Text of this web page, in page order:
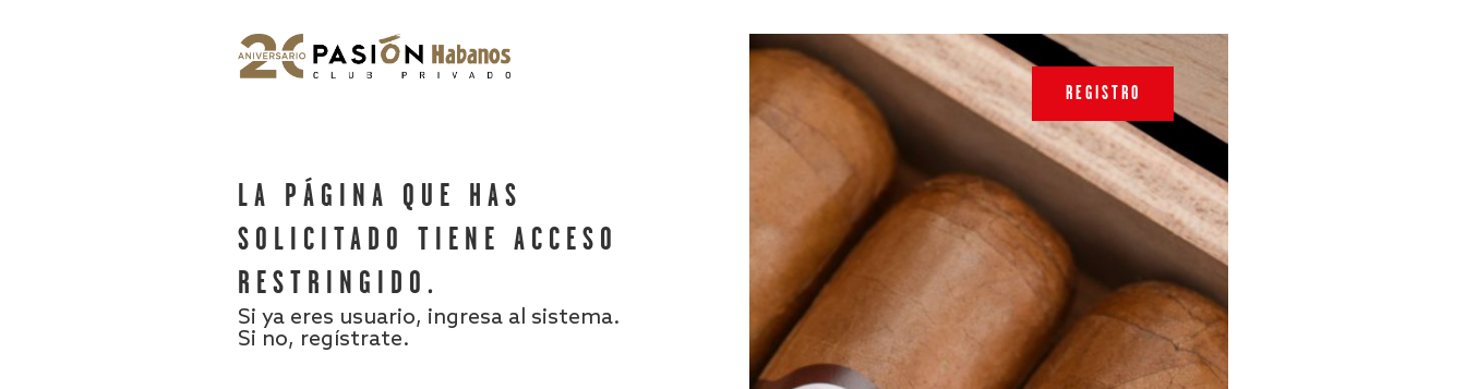
LA PÁGINA QUE HAS
SOLICITADO TIENE ACCESO
RESTRINGIDO.
Si ya eres usuario, ingresa al sistema.
Si no, regístrate.
REGISTRO